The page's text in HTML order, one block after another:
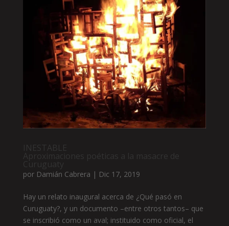
INESTABLE
Aproximaciones poéticas a la masacre de
Curuguaty
por Damián Cabrera | Dic 17, 2019
Hay un relato inaugural acerca de ¿Qué pasó en
Curuguaty?, y un documento –entre otros tantos– que
se inscribió como un aval; instituido como oficial, el